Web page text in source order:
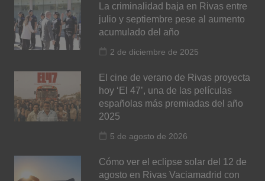
La criminalidad baja en Rivas entre
julio y septiembre pese al aumento
acumulado del año
2 de diciembre de 2025
El cine de verano de Rivas proyecta
hoy ‘El 47’, una de las películas
españolas más premiadas del año
2025
5 de agosto de 2026
Cómo ver el eclipse solar del 12 de
agosto en Rivas Vaciamadrid con